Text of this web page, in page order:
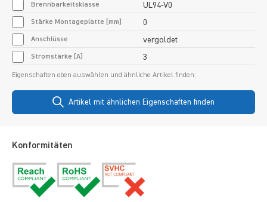
Brennbarkeitsklasse UL94-V0
Stärke Montageplatte [mm] 0
Anschlüsse vergoldet
Stromstärke [A] 3
Eigenschaften oben auswählen und ähnliche Artikel finden:
Artikel mit ähnlichen Eigenschaften finden
Konformitäten